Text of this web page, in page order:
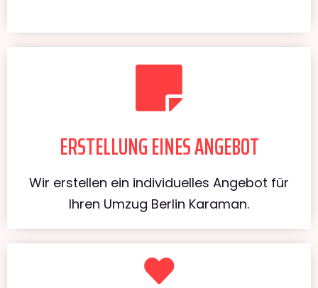
ERSTELLUNG EINES ANGEBOT
Wir erstellen ein individuelles Angebot für
Ihren Umzug Berlin Karaman.